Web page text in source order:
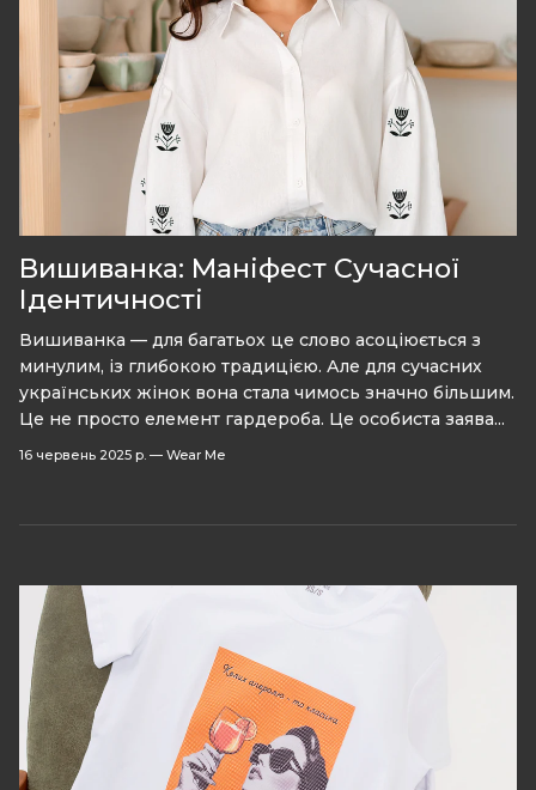
Вишиванка: Маніфест Сучасної
Ідентичності
Вишиванка — для багатьох це слово асоціюється з
минулим, із глибокою традицією. Але для сучасних
українських жінок вона стала чимось значно більшим.
Це не просто елемент гардероба. Це особиста заява...
16 червень 2025 р. — Wear Me